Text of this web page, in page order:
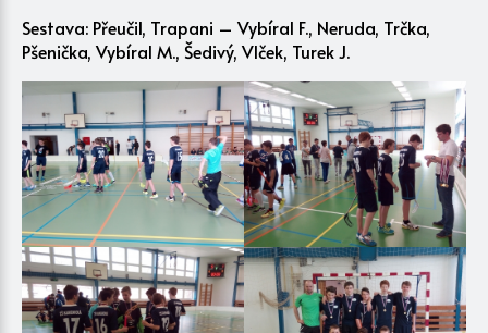
Sestava: Přeučil, Trapani – Vybíral F., Neruda, Trčka,
Pšenička, Vybíral M., Šedivý, Vlček, Turek J.